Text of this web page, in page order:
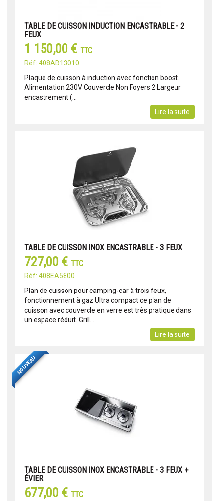
TABLE DE CUISSON INDUCTION ENCASTRABLE - 2
FEUX
1 150,00 € TTC
Réf: 408AB13010
Plaque de cuisson à induction avec fonction boost.
Alimentation 230V Couvercle Non Foyers 2 Largeur
encastrement (...
Lire la suite
TABLE DE CUISSON INOX ENCASTRABLE - 3 FEUX
727,00 € TTC
Réf: 408EA5800
Plan de cuisson pour camping-car à trois feux,
fonctionnement à gaz Ultra compact ce plan de
cuisson avec couvercle en verre est très pratique dans
un espace réduit. Grill...
Lire la suite
NOUVEAU
TABLE DE CUISSON INOX ENCASTRABLE - 3 FEUX +
ÉVIER
677,00 € TTC